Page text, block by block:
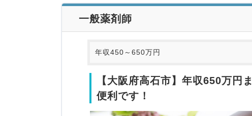
一般薬剤師
年収450～650万円
【大阪府高石市】年収650万
便利です！